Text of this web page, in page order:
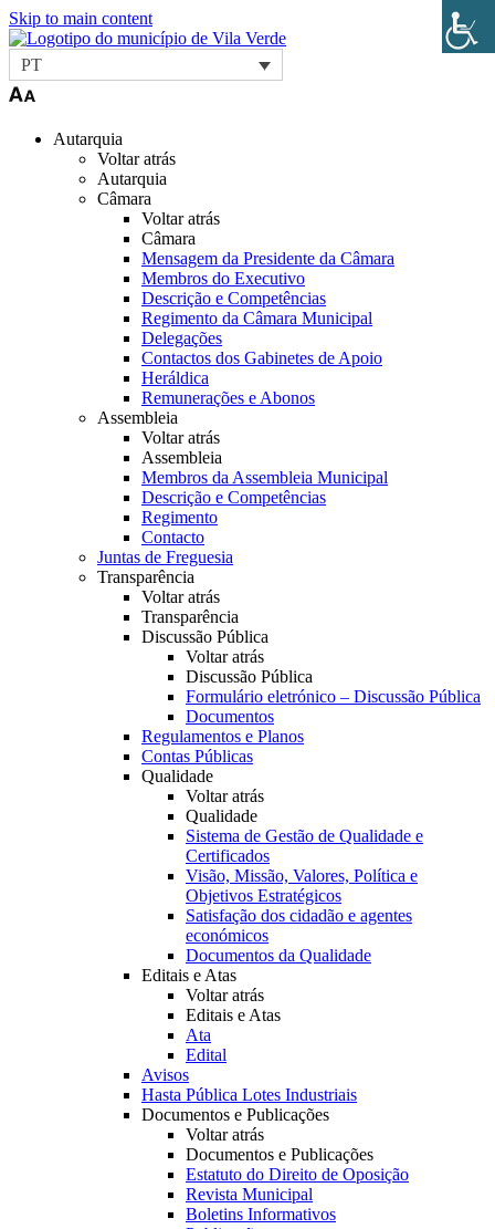
Skip to main content
PT
Autarquia
Voltar atrás
Autarquia
Câmara
Voltar atrás
Câmara
Mensagem da Presidente da Câmara
Membros do Executivo
Descrição e Competências
Regimento da Câmara Municipal
Delegações
Contactos dos Gabinetes de Apoio
Heráldica
Remunerações e Abonos
Assembleia
Voltar atrás
Assembleia
Membros da Assembleia Municipal
Descrição e Competências
Regimento
Contacto
Juntas de Freguesia
Transparência
Voltar atrás
Transparência
Discussão Pública
Voltar atrás
Discussão Pública
Formulário eletrónico – Discussão Pública
Documentos
Regulamentos e Planos
Contas Públicas
Qualidade
Voltar atrás
Qualidade
Sistema de Gestão de Qualidade e
Certificados
Visão, Missão, Valores, Política e
Objetivos Estratégicos
Satisfação dos cidadão e agentes
económicos
Documentos da Qualidade
Editais e Atas
Voltar atrás
Editais e Atas
Ata
Edital
Avisos
Hasta Pública Lotes Industriais
Documentos e Publicações
Voltar atrás
Documentos e Publicações
Estatuto do Direito de Oposição
Revista Municipal
Boletins Informativos